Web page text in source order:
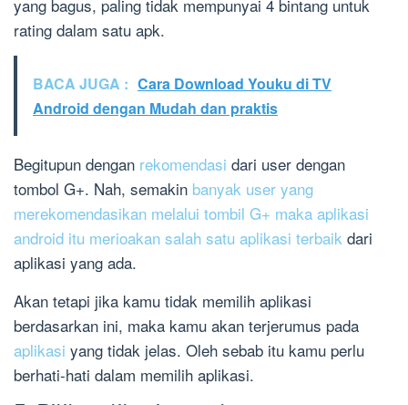
yang bagus, paling tidak mempunyai 4 bintang untuk
rating dalam satu apk.
BACA JUGA : Cara Download Youku di TV
Android dengan Mudah dan praktis
Begitupun dengan rekomendasi dari user dengan
tombol G+. Nah, semakin banyak user yang
merekomendasikan melalui tombil G+ maka aplikasi
android itu merioakan salah satu aplikasi terbaik dari
aplikasi yang ada.
Akan tetapi jika kamu tidak memilih aplikasi
berdasarkan ini, maka kamu akan terjerumus pada
aplikasi yang tidak jelas. Oleh sebab itu kamu perlu
berhati-hati dalam memilih aplikasi.